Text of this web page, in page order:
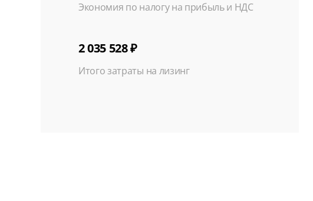
Экономия по налогу на прибыль и НДС
2 035 528 ₽
Итого затраты на лизинг